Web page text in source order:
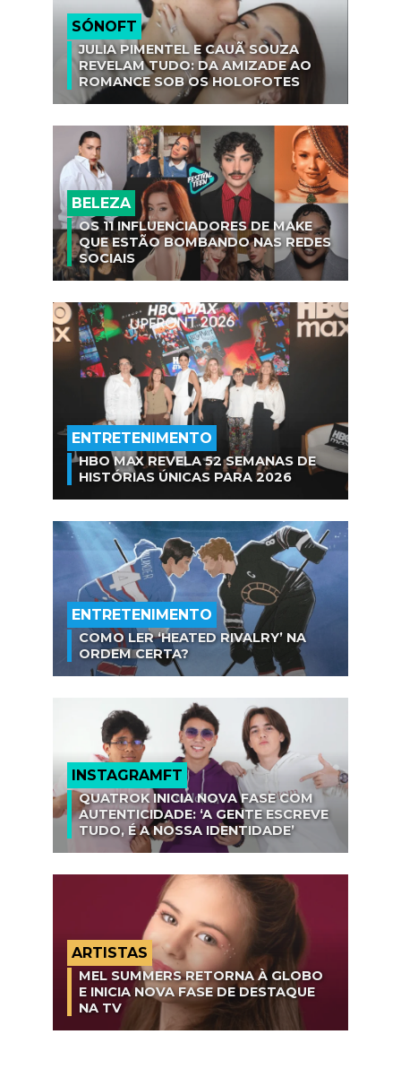
SÓNOFT
JULIA PIMENTEL E CAUÃ SOUZA
REVELAM TUDO: DA AMIZADE AO
ROMANCE SOB OS HOLOFOTES
BELEZA
OS 11 INFLUENCIADORES DE MAKE
QUE ESTÃO BOMBANDO NAS REDES
SOCIAIS
ENTRETENIMENTO
HBO MAX REVELA 52 SEMANAS DE
HISTÓRIAS ÚNICAS PARA 2026
ENTRETENIMENTO
COMO LER ‘HEATED RIVALRY’ NA
ORDEM CERTA?
INSTAGRAMFT
QUATROK INICIA NOVA FASE COM
AUTENTICIDADE: ‘A GENTE ESCREVE
TUDO, É A NOSSA IDENTIDADE’
ARTISTAS
MEL SUMMERS RETORNA À GLOBO
E INICIA NOVA FASE DE DESTAQUE
NA TV